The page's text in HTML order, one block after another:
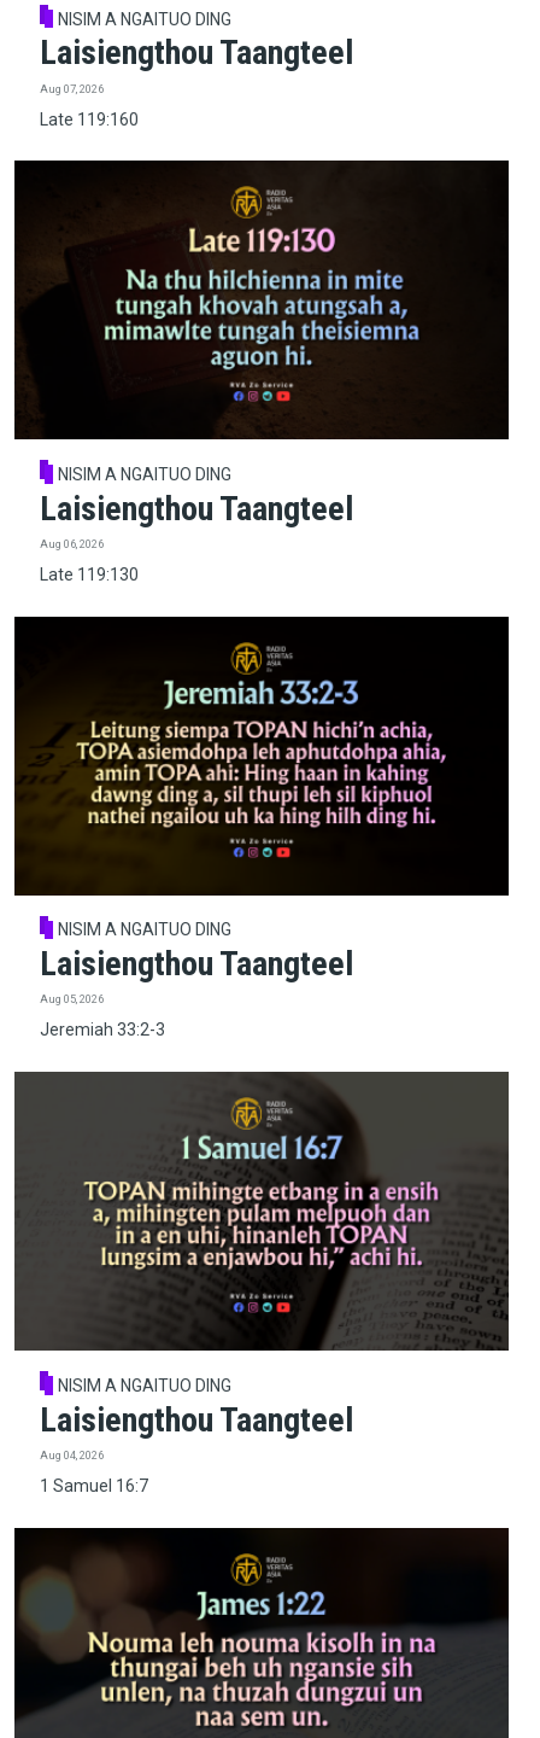
NISIM A NGAITUO DING
Laisiengthou Taangteel
Aug 07, 2026
Late 119:160
NISIM A NGAITUO DING
Laisiengthou Taangteel
Aug 06, 2026
Late 119:130
NISIM A NGAITUO DING
Laisiengthou Taangteel
Aug 05, 2026
Jeremiah 33:2-3
NISIM A NGAITUO DING
Laisiengthou Taangteel
Aug 04, 2026
1 Samuel 16:7